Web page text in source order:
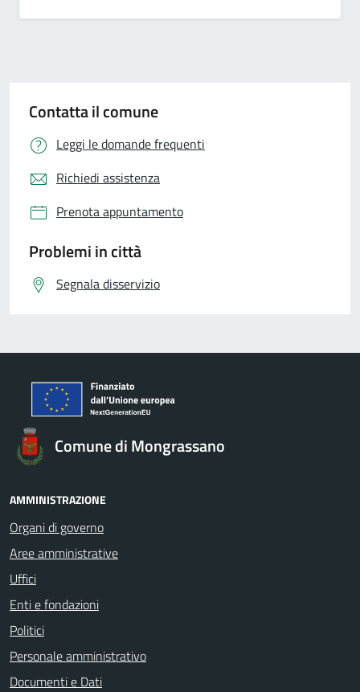
Contatta il comune
Leggi le domande frequenti
Richiedi assistenza
Prenota appuntamento
Problemi in città
Segnala disservizio
Comune di Mongrassano
AMMINISTRAZIONE
Organi di governo
Aree amministrative
Uffici
Enti e fondazioni
Politici
Personale amministrativo
Documenti e Dati